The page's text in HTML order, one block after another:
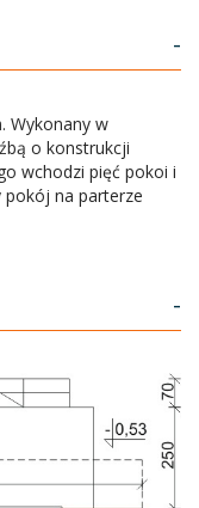
-
Wykonany w
o konstrukcji
wchodzi pięć pokoi i
pokój na parterze
-